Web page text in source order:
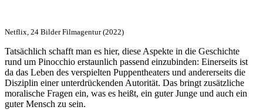
Netflix, 24 Bilder Filmagentur (2022)
Tatsächlich schafft man es hier, diese Aspekte in die Geschichte
rund um Pinocchio erstaunlich passend einzubinden: Einerseits ist
da das Leben des verspielten Puppentheaters und andererseits die
Disziplin einer unterdrückenden Autorität. Das bringt zusätzliche
moralische Fragen ein, was es heißt, ein guter Junge und auch ein
guter Mensch zu sein.